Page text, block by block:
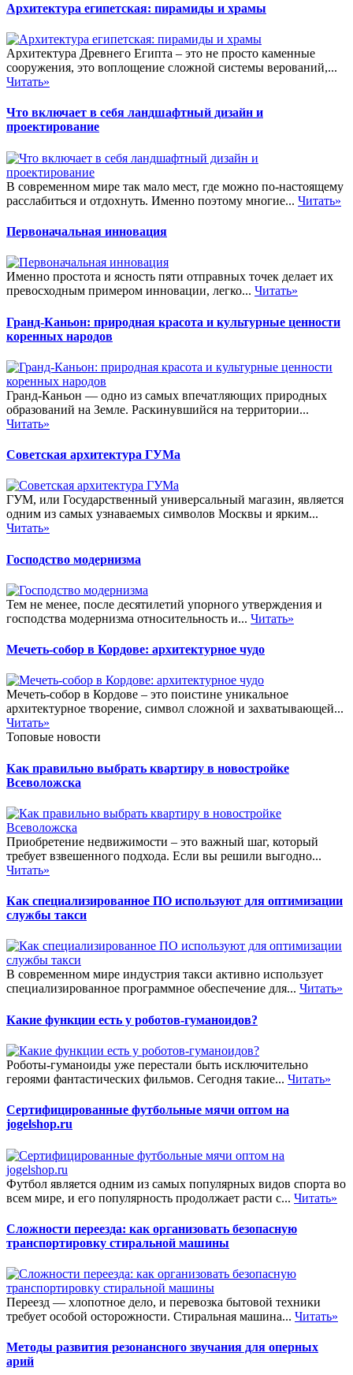
Архитектура египетская: пирамиды и храмы
Архитектура Древнего Египта – это не просто каменные
сооружения, это воплощение сложной системы верований,...
Читать»
Что включает в себя ландшафтный дизайн и
проектирование
В современном мире так мало мест, где можно по-настоящему
расслабиться и отдохнуть. Именно поэтому многие... Читать»
Первоначальная инновация
Именно простота и ясность пяти отправных точек делает их
превосходным примером инновации, легко... Читать»
Гранд-Каньон: природная красота и культурные ценности
коренных народов
Гранд-Каньон — одно из самых впечатляющих природных
образований на Земле. Раскинувшийся на территории...
Читать»
Советская архитектура ГУМа
ГУМ, или Государственный универсальный магазин, является
одним из самых узнаваемых символов Москвы и ярким...
Читать»
Господство модернизма
Тем не менее, после десятилетий упорного утверждения и
господства модернизма относительность и... Читать»
Мечеть-собор в Кордове: архитектурное чудо
Мечеть-собор в Кордове – это поистине уникальное
архитектурное творение, символ сложной и захватывающей...
Читать»
Топовые новости
Как правильно выбрать квартиру в новостройке
Всеволожска
Приобретение недвижимости – это важный шаг, который
требует взвешенного подхода. Если вы решили выгодно...
Читать»
Как специализированное ПО используют для оптимизации
службы такси
В современном мире индустрия такси активно использует
специализированное программное обеспечение для... Читать»
Какие функции есть у роботов-гуманоидов?
Роботы-гуманоиды уже перестали быть исключительно
героями фантастических фильмов. Сегодня такие... Читать»
Сертифицированные футбольные мячи оптом на
jogelshop.ru
Футбол является одним из самых популярных видов спорта во
всем мире, и его популярность продолжает расти с... Читать»
Сложности переезда: как организовать безопасную
транспортировку стиральной машины
Переезд — хлопотное дело, и перевозка бытовой техники
требует особой осторожности. Стиральная машина... Читать»
Методы развития резонансного звучания для оперных
арий